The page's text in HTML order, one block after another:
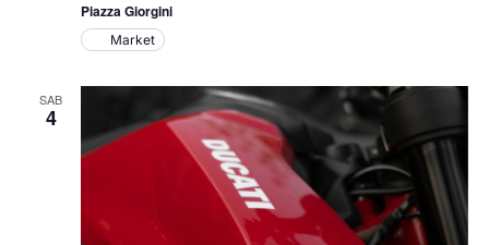
Piazza Giorgini
Market
SAB
4